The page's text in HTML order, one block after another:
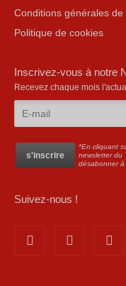
Conditions générales
Politique de cookies
Inscrivez-vous à notre
Recevez chaque mois
*En cliquant
newsletter du
désabonner à
Suivez-nous !